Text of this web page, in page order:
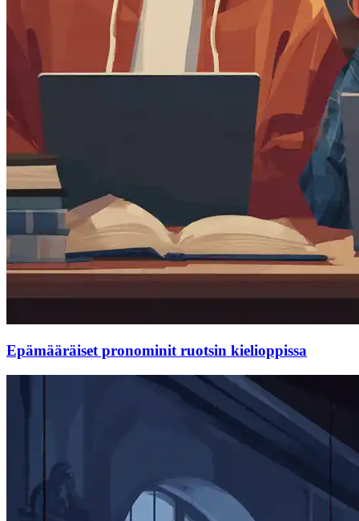
Epämääräiset pronominit ruotsin kielioppissa